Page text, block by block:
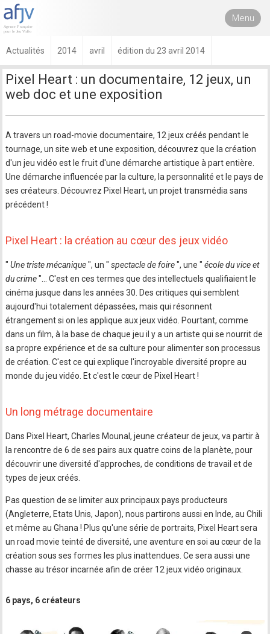
Menu
Actualités 2014 avril édition du 23 avril 2014
Pixel Heart : un documentaire, 12 jeux, un
web doc et une exposition
A travers un road-movie documentaire, 12 jeux créés pendant le
tournage, un site web et une exposition, découvrez que la création
d'un jeu vidéo est le fruit d'une démarche artistique à part entière.
Une démarche influencée par la culture, la personnalité et le pays de
ses créateurs. Découvrez Pixel Heart, un projet transmédia sans
précédent !
Pixel Heart : la création au cœur des jeux vidéo
" Une triste mécanique", un " spectacle de foire", une " école du vice et
du crime"… C'est en ces termes que des intellectuels qualifiaient le
cinéma jusque dans les années 30. Des critiques qui semblent
aujourd'hui totalement dépassées, mais qui résonnent
étrangement si on les applique aux jeux vidéo. Pourtant, comme
dans un film, à la base de chaque jeu il y a un artiste qui se nourrit de
sa propre expérience et de sa culture pour alimenter son processus
de création. C'est ce qui explique l'incroyable diversité propre au
monde du jeu vidéo. Et c'est le cœur de Pixel Heart !
Un long métrage documentaire
Dans Pixel Heart, Charles Mounal, jeune créateur de jeux, va partir à
la rencontre de 6 de ses pairs aux quatre coins de la planète, pour
découvrir une diversité d'approches, de conditions de travail et de
types de jeux créés.
Pas question de se limiter aux principaux pays producteurs
(Angleterre, Etats Unis, Japon), nous partirons aussi en Inde, au Chili
et même au Ghana ! Plus qu'une série de portraits, Pixel Heart sera
un road movie teinté de diversité, une aventure en soi au cœur de la
création sous ses formes les plus inattendues. Ce sera aussi une
chasse au trésor incarnée afin de créer 12 jeux vidéo originaux.
6 pays, 6 créateurs